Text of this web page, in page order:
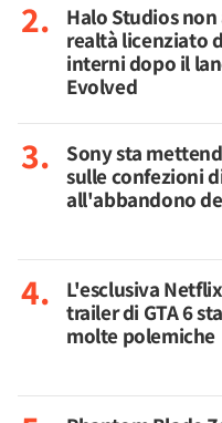
Halo Studios
realtà licenziato
interni dopo il
Evolved
Sony sta
sulle confezioni
all'abbandono
L'esclusiva
trailer di GTA 6
molte polemiche